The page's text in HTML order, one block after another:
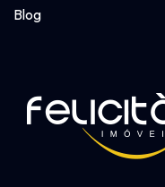
Blog